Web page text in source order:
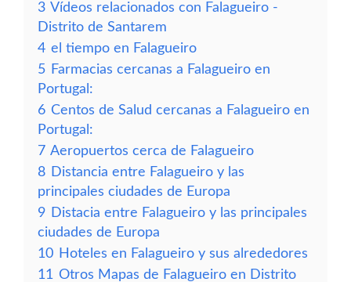
3 Vídeos relacionados con Falagueiro -
Distrito de Santarem
4 el tiempo en Falagueiro
5 Farmacias cercanas a Falagueiro en
Portugal:
6 Centos de Salud cercanas a Falagueiro en
Portugal:
7 Aeropuertos cerca de Falagueiro
8 Distancia entre Falagueiro y las
principales ciudades de Europa
9 Distacia entre Falagueiro y las principales
ciudades de Europa
10 Hoteles en Falagueiro y sus alrededores
11 Otros Mapas de Falagueiro en Distrito